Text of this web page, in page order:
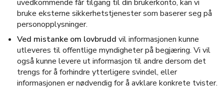
uvedkommende får tilgang til din brukerkonto, kan vi
bruke eksterne sikkerhetstjenester som baserer seg på
personopplysninger.
Ved mistanke om lovbrudd vil informasjonen kunne
utleveres til offentlige myndigheter på begjæring. Vi vil
også kunne levere ut informasjon til andre dersom det
trengs for å forhindre ytterligere svindel, eller
informasjonen er nødvendig for å avklare konkrete tvister.